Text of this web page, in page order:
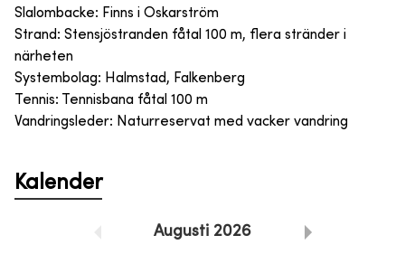
Slalombacke: Finns i Oskarström
Strand: Stensjöstranden fåtal 100 m, flera stränder i
närheten
Systembolag: Halmstad, Falkenberg
Tennis: Tennisbana fåtal 100 m
Vandringsleder: Naturreservat med vacker vandring
Kalender
Augusti 2026